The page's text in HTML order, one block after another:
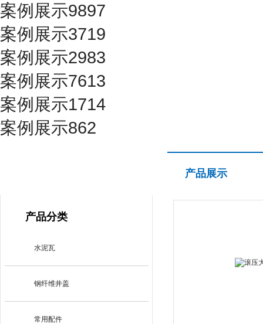
案例展示9897
案例展示3719
案例展示2983
案例展示7613
案例展示1714
案例展示862
产品分类
水泥瓦
钢纤维井盖
常用配件
产品展示